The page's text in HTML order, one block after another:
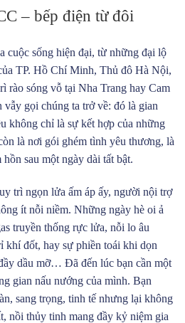
– bếp điện từ đôi
cuộc sống hiện đại, từ những đại lộ
TP. Hồ Chí Minh, Thủ đô Hà Nội,
rào sóng vỗ tại Nha Trang hay Cam
gọi chúng ta trở về: đó là gian
không chỉ là sự kết hợp của những
là nơi gói ghém tình yêu thương, là
sau một ngày dài tất bật.
trì ngọn lửa ấm áp ấy, người nội trợ
ít nỗi niềm. Những ngày hè oi ả
truyền thống rực lửa, nỗi lo âu
khí đốt, hay sự phiền toái khi dọn
dầu mỡ… Đã đến lúc bạn cần một
gian nấu nướng của mình. Bạn
sang trọng, tinh tế nhưng lại không
nồi thủy tinh mang đầy kỷ niệm gia